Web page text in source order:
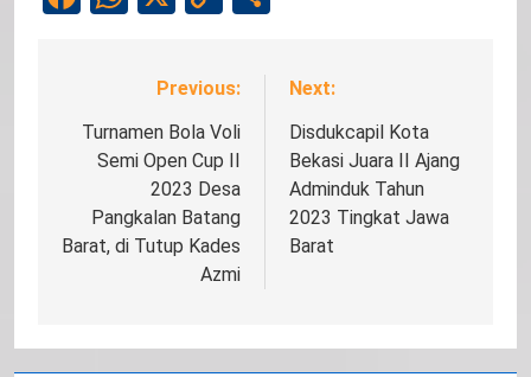
Navigasi
pos
Previous:
Turnamen Bola Voli
Semi Open Cup II
2023 Desa
Pangkalan Batang
Barat, di Tutup Kades
Azmi
Next:
Disdukcapil Kota
Bekasi Juara II Ajang
Adminduk Tahun
2023 Tingkat Jawa
Barat